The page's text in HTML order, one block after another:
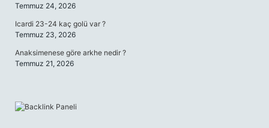
Temmuz 24, 2026
Icardi 23-24 kaç golü var ?
Temmuz 23, 2026
Anaksimenese göre arkhe nedir ?
Temmuz 21, 2026